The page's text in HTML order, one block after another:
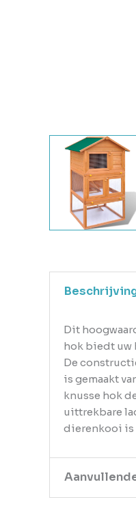
Dit
hok biedt uw
De
is gemaakt
knusse hok
uittrekbare
dierenkooi is